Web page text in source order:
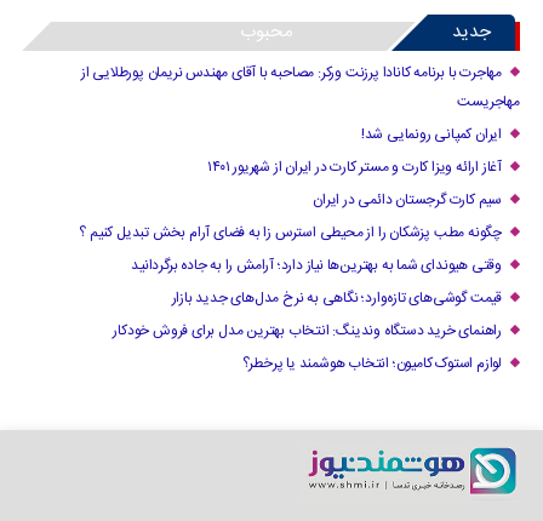
جدید محبوب
مهاجرت با برنامه کانادا پرزنت ورکر: مصاحبه با آقای مهندس نریمان پورطلایی از
مهاجریست
ایران کمپانی رونمایی شد!
آغاز ارائه ویزا کارت و مستر کارت در ایران از شهریور ۱۴۰۱
سیم کارت گرجستان دائمی در ایران
چگونه مطب پزشکان را از محیطی استرس زا به فضای آرام بخش تبدیل کنیم ؟
وقتی هیوندای شما به بهترین‌ها نیاز دارد؛ آرامش را به جاده برگردانید
قیمت گوشی‌های تازه‌وارد؛ نگاهی به نرخ مدل‌های جدید بازار
راهنمای خرید دستگاه وندینگ: انتخاب بهترین مدل برای فروش خودکار
لوازم استوک کامیون؛ انتخاب هوشمند یا پرخطر؟